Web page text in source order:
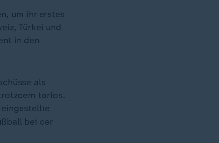
um ihr erstes
Türkei und
in den
als
torlos.
bei der